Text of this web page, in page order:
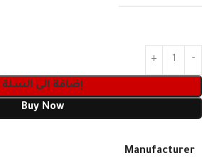
إضافة إلى السلة
Buy Now
Manufacturer